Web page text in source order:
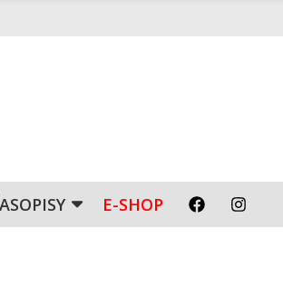
E-SHOP